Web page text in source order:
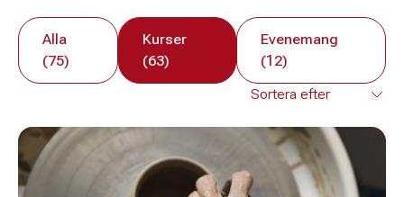
Alla
(75)
Kurser
(63)
Evenemang
(12)